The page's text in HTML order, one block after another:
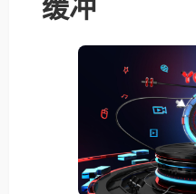
缓冲